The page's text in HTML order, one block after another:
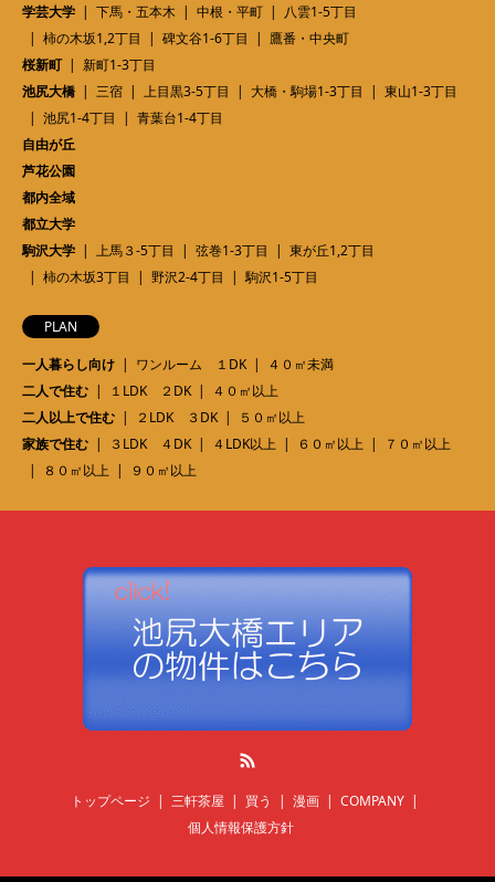
学芸大学
下馬・五本木 中根・平町
八雲1-5丁目
柿の木坂1,2丁目
碑文谷1-6丁目
鷹番・中央町
桜新町
新町1-3丁目
池尻大橋
三宿 上目黒3-5丁目 大橋・駒場1-3丁目
東山1-3丁目
池尻1-4丁目
青葉台1-4丁目
自由が丘
芦花公園
都内全域
都立大学
駒沢大学
上馬３-5丁目 弦巻1-3丁目
東が丘1,2丁目
柿の木坂3丁目
野沢2-4丁目 駒沢1-5丁目
PLAN
一人暮らし向け
ワンルーム １DK
４０㎡未満
二人で住む
１LDK ２DK
４０㎡以上
二人以上で住む
２LDK ３DK
５０㎡以上
家族で住む
３LDK ４DK ４LDK以上 ６０㎡以上
７０㎡以上
８０㎡以上
９０㎡以上
トップページ 三軒茶屋 買う 漫画
COMPANY
個人情報保護方針